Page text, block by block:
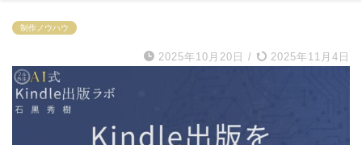
制作ノウハウ
2025年10月20日 / 2025年11月4日